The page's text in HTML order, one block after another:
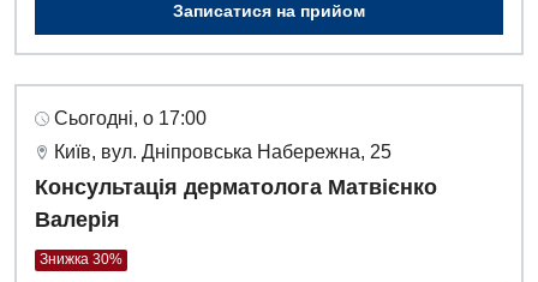
Записатися на прийом
Сьогодні, о 17:00
Київ, вул. Дніпровська Набережна, 25
Консультація дерматолога Матвієнко
Валерія
Знижка 30%